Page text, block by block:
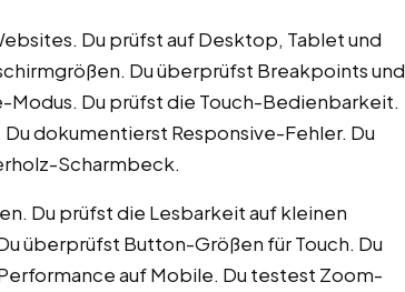
Du prüfst auf Desktop, Tablet und
Du überprüfst Breakpoints und
Modus. Du prüfst die Touch-Bedienbarkeit.
dokumentierst Responsive-Fehler. Du
Scharmbeck.
Du prüfst die Lesbarkeit auf kleinen
überprüfst Button-Größen für Touch. Du
auf Mobile. Du testest Zoom-